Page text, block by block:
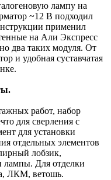
лампу на
~12 В подходил
применил
на Али Экспресс
два таких модуля. От
и удобная суставчатая
работ, набор
для сверления с
для установки
отдельных элементов
лобзик,
лампы. Для отделки
ЛКМ, ветошь.